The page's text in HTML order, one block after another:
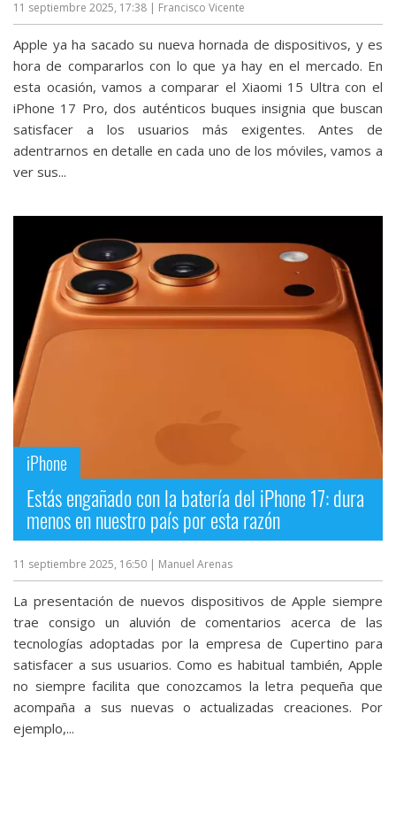
11 septiembre 2025, 17:38 | Francisco Vicente
Apple ya ha sacado su nueva hornada de dispositivos, y es
hora de compararlos con lo que ya hay en el mercado. En
esta ocasión, vamos a comparar el Xiaomi 15 Ultra con el
iPhone 17 Pro, dos auténticos buques insignia que buscan
satisfacer a los usuarios más exigentes. Antes de
adentrarnos en detalle en cada uno de los móviles, vamos a
ver sus...
iPhone
Estás engañado con la batería del iPhone 17: dura
menos en nuestro país por esta razón
11 septiembre 2025, 16:50 | Manuel Arenas
La presentación de nuevos dispositivos de Apple siempre
trae consigo un aluvión de comentarios acerca de las
tecnologías adoptadas por la empresa de Cupertino para
satisfacer a sus usuarios. Como es habitual también, Apple
no siempre facilita que conozcamos la letra pequeña que
acompaña a sus nuevas o actualizadas creaciones. Por
ejemplo,...